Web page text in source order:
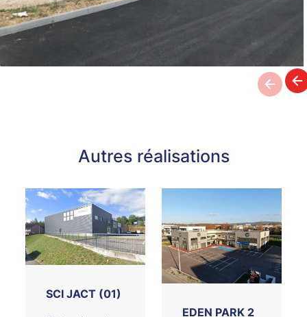
Autres réalisations
SCI JACT (01)
EDEN PARK 2